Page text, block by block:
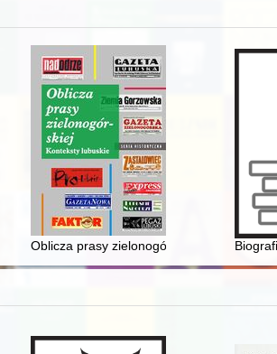
2021)
polityczne od początków VI wieku do
Oblicza prasy zielonogórskiej : konteksty